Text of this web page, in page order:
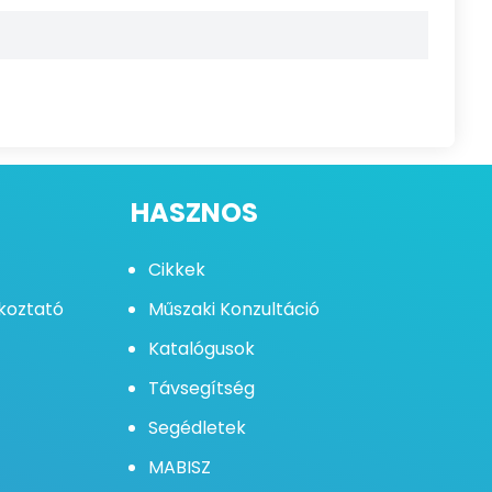
HASZNOS
Cikkek
Műszaki Konzultáció
Katalógusok
Távsegítség
Segédletek
MABISZ